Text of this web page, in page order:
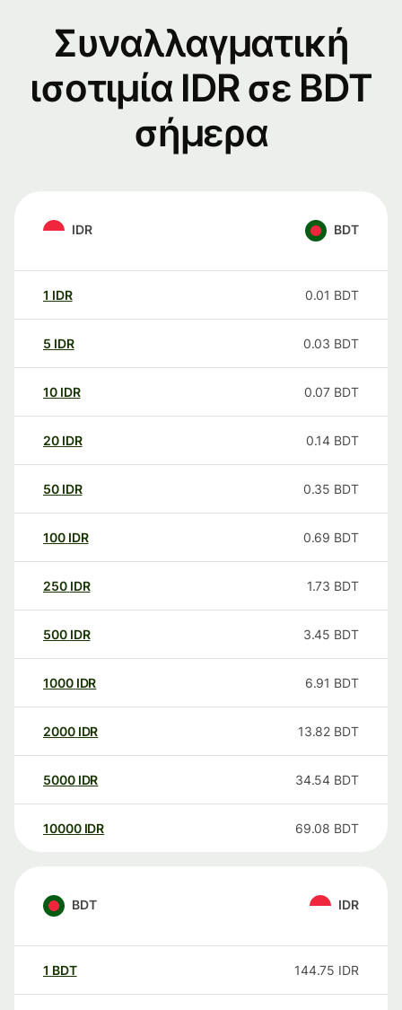
Συναλλαγματική
ισοτιμία IDR σε BDT
σήμερα
IDR BDT
1 IDR 0.01 BDT
5 IDR 0.03 BDT
10 IDR 0.07 BDT
20 IDR 0.14 BDT
50 IDR 0.35 BDT
100 IDR 0.69 BDT
250 IDR 1.73 BDT
500 IDR 3.45 BDT
1000 IDR 6.91 BDT
2000 IDR 13.82 BDT
5000 IDR 34.54 BDT
10000 IDR 69.08 BDT
BDT IDR
1 BDT 144.75 IDR